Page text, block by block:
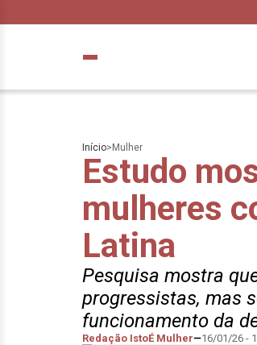
Início> Mulher
Estudo
mulheres
Latina
Pesquisa mostra
progressistas, mas
funcionamento da
Redação IstoÉ Mulher 16/01/26 -